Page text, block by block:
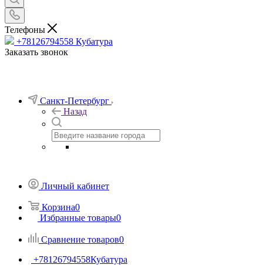
Телефоны
+78126794558 Кубатура
Заказать звонок
Санкт-Петербург
Назад
Личный кабинет
Корзина0
Избранные товары0
Сравнение товаров0
+78126794558Кубатура